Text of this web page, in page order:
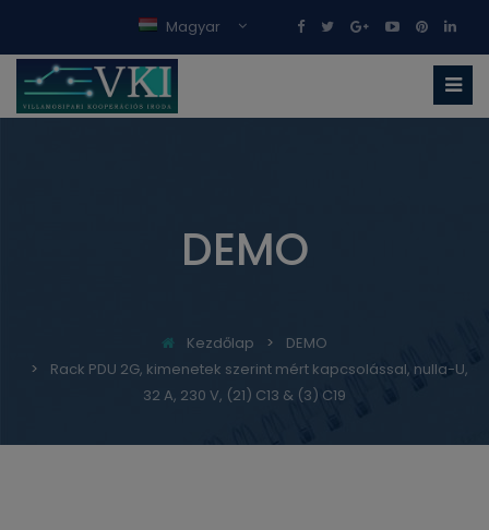
Magyar
DEMO
Kezdőlap
DEMO
Rack PDU 2G, kimenetek szerint mért kapcsolással, nulla-U,
32 A, 230 V, (21) C13 & (3) C19